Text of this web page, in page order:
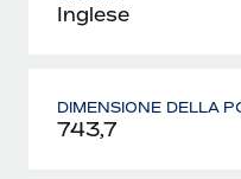
Inglese
DIMENSIONE DELLA
743,7